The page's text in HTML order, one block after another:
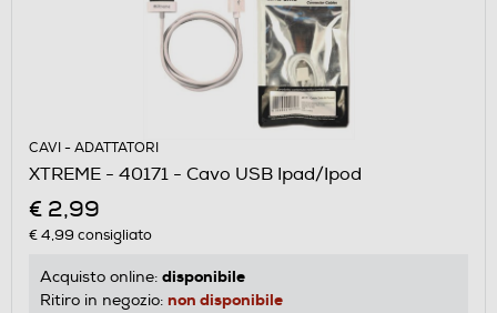
CAVI - ADATTATORI
XTREME - 40171 - Cavo USB Ipad/Ipod
€ 2,99
€ 4,99 consigliato
Acquisto online: disponibile
Ritiro in negozio: non disponibile